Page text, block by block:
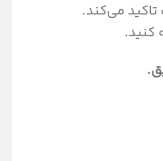
تاکید می‌کند.
کنید.